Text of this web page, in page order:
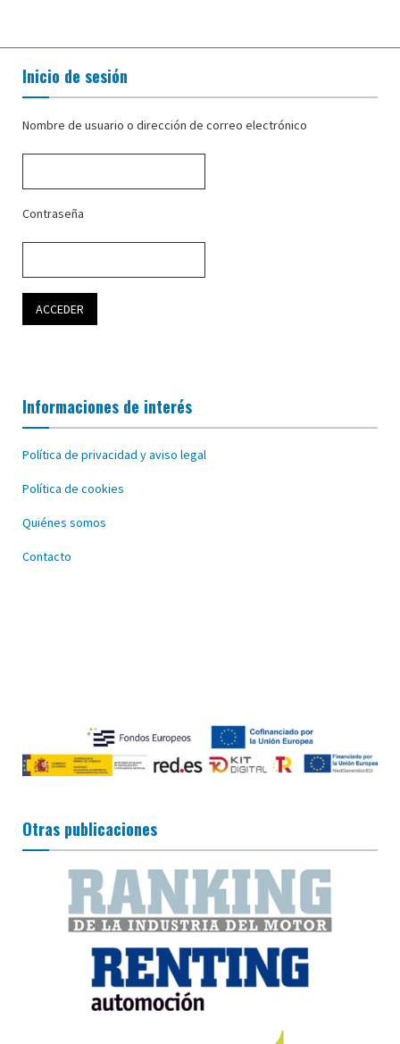
Inicio de sesión
Nombre de usuario o dirección de correo electrónico
Contraseña
Informaciones de interés
Política de privacidad y aviso legal
Política de cookies
Quiénes somos
Contacto
Otras publicaciones